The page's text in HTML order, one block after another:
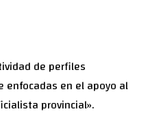
de perfiles
enfocadas en el apoyo al
provincial».